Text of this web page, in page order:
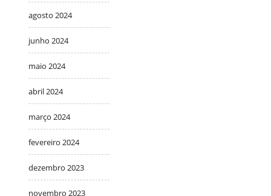
agosto 2024
junho 2024
maio 2024
abril 2024
março 2024
fevereiro 2024
dezembro 2023
novembro 2023